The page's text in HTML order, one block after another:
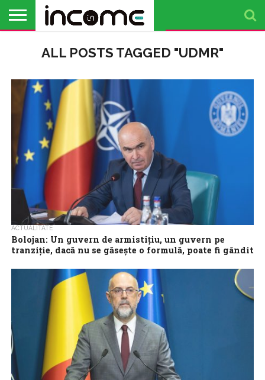
PROFIL DE
ANTREPRENOR
BUSINESS
ANALIZE
OPINII
FINANȚE
PERSONALE
LIBERALL POSTS TAGGED "UDMR"
ACTUALITATE
Bolojan: Un guvern de armistițiu, un guvern pe
tranziție, dacă nu se găsește o formulă, poate fi gândit
armistițiu, așa cum a propus Kelemen Hunor, ar putea fi gândit